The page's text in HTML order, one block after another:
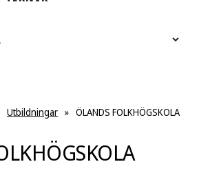
Utbildningar » ÖLANDS FOLKHÖGSKOLA